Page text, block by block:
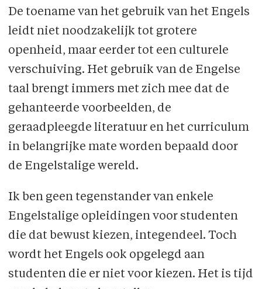
De toename van het gebruik van het Engels
leidt niet noodzakelijk tot grotere
openheid, maar eerder tot een culturele
verschuiving. Het gebruik van de Engelse
taal brengt immers met zich mee dat de
gehanteerde voorbeelden, de
geraadpleegde literatuur en het curriculum
in belangrijke mate worden bepaald door
de Engelstalige wereld.
Ik ben geen tegenstander van enkele
Engelstalige opleidingen voor studenten
die dat bewust kiezen, integendeel. Toch
wordt het Engels ook opgelegd aan
studenten die er niet voor kiezen. Het is tijd